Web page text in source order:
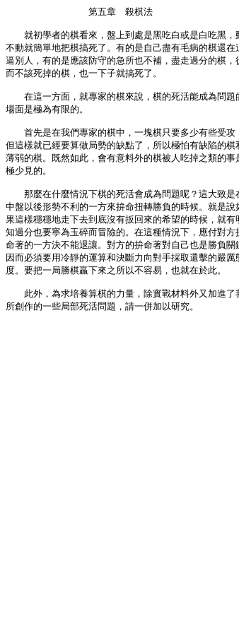
第五章　殺棋法
就初學者的棋看來，盤上到處是黑吃白或是白吃黑，
不動就簡單地把棋搞死了。有的是自己盡有毛病的棋還在
逼別人，有的是應該防守的急所也不補，盡走過分的棋，
而不該死掉的棋，也一下子就搞死了。
在這一方面，就專家的棋來說，棋的死活能成為問題
場面是極為有限的。
首先是在我們專家的棋中，一塊棋只要多少有些受攻
但這樣就已經要算做局勢的缺點了，所以極怕有缺陷的棋
薄弱的棋。既然如此，會有意料外的棋被人吃掉之類的事
極少見的。
那麼在什麼情況下棋的死活會成為問題呢？這大致是
中盤以後形勢不利的一方來拚命扭轉勝負的時候。就是說
果這樣穩穩地走下去到底沒有扳回來的希望的時候，就有
知過分也要寧為玉碎而冒險的。在這種情況下，應付對方
命著的一方決不能退讓。對方的拚命著對自己也是勝負關
因而必須要用冷靜的運算和決斷力向對手採取還擊的嚴厲
度。要把一局勝棋贏下來之所以不容易，也就在於此。
此外，為求培養算棋的力量，除實戰材料外又加進了
所創作的一些局部死活問題，請一併加以研究。